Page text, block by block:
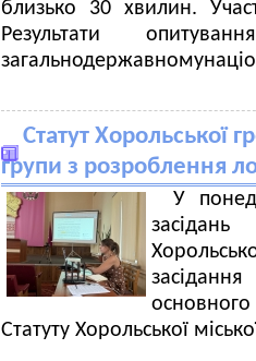
близько 30 хвилин.
Результати
Статут Хорольської
групи з розроблення
У
Статуту Хорольської